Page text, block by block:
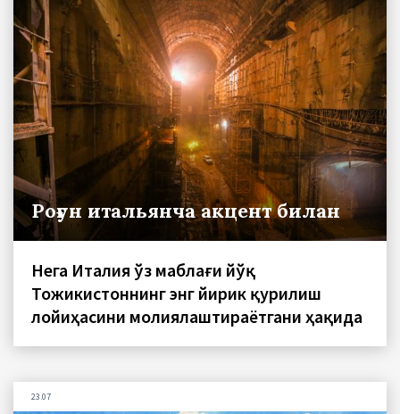
Роғун итальянча акцент билан
Нега Италия ўз маблағи йўқ
Тожикистоннинг энг йирик қурилиш
лойиҳасини молиялаштираётгани ҳақида
23.07